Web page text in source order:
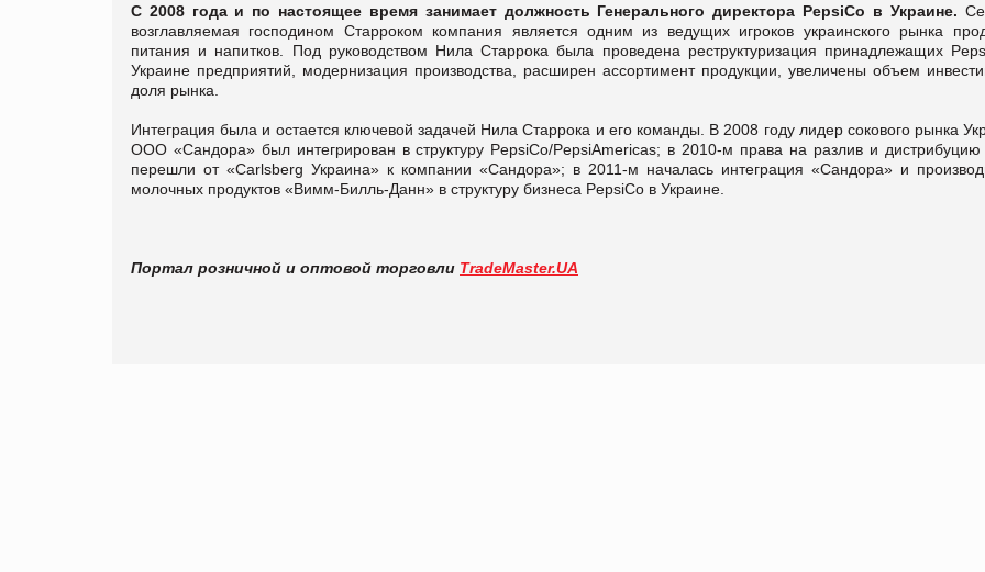
С 2008 года и по настоящее время занимает должность Генерального директора PepsiCo в Украине.
возглавляемая господином Старроком компания является одним из ведущих игроков украинского рынка
питания и напитков. Под руководством Нила Старрока была проведена реструктуризация принадлежащих
Украине предприятий, модернизация производства, расширен ассортимент продукции, увеличены объем
доля рынка.
Интеграция была и остается ключевой задачей Нила Старрока и его команды. В 2008 году лидер сокового рынка
ООО «Сандора» был интегрирован в структуру PepsiCo/PepsiAmericas; в 2010-м права на разлив и дистрибуцию
перешли от «Carlsberg Украина» к компании «Сандора»; в 2011-м началась интеграция «Сандора» и
молочных продуктов «Вимм-Билль-Данн» в структуру бизнеса PepsiCo в Украине.
Портал розничной и оптовой торговли TradeMaster.UA